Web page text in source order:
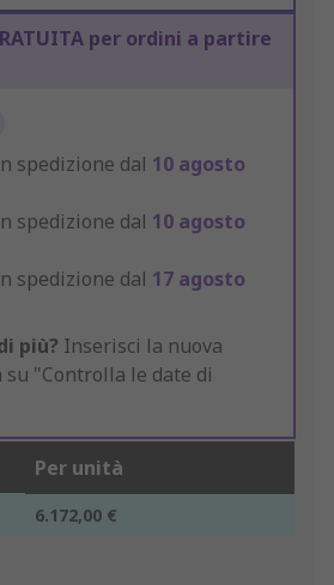
per ordini a partire
spedizione dal 10 agosto
spedizione dal 10 agosto
spedizione dal 17 agosto
più? Inserisci la nuova
su "Controlla le date di
Per unità
6.172,00 €